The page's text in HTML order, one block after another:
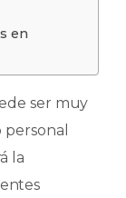
en
ser muy
la